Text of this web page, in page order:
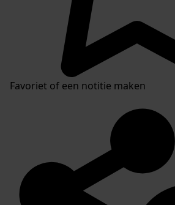
Favoriet of een notitie maken